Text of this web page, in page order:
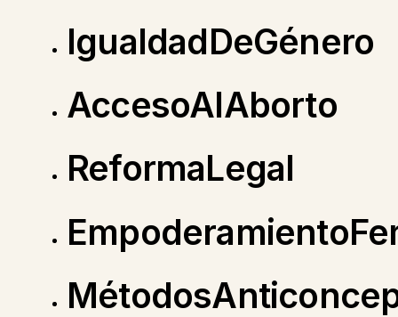
IgualdadDeGénero
AccesoAlAborto
ReformaLegal